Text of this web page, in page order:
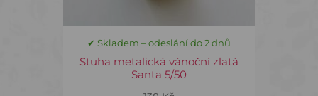
✔ Skladem – odeslání do 2 dnů
Stuha metalická vánoční zlatá
Santa 5/50